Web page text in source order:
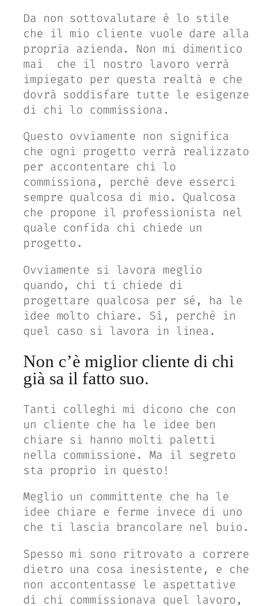
Da non sottovalutare è lo stile
che il mio cliente vuole dare alla
propria azienda. Non mi dimentico
mai
che il nostro lavoro verrà
impiegato per questa realtà e che
dovrà soddisfare tutte le esigenze
di chi lo commissiona.
Questo ovviamente non significa
che ogni progetto verrà realizzato
per accontentare chi lo
commissiona, perché deve esserci
sempre qualcosa di mio. Qualcosa
che propone il professionista nel
quale confida chi chiede un
progetto.
Ovviamente si lavora meglio
quando, chi ti chiede di
progettare qualcosa per sé, ha le
idee molto chiare. Sì, perché in
quel caso si lavora in linea.
Non c’è miglior cliente di chi
già sa il fatto suo.
Tanti colleghi mi dicono che con
un cliente che ha le idee ben
chiare si hanno molti paletti
nella commissione. Ma il segreto
sta proprio in questo!
Meglio un committente che ha le
idee chiare e ferme invece di uno
che ti lascia brancolare nel buio.
Spesso mi sono ritrovato a correre
dietro una cosa inesistente, e che
non accontentasse le aspettative
di chi commissionava quel lavoro,